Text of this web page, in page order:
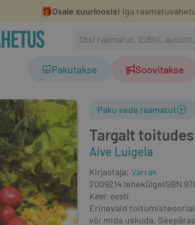
🎁Osale suurloosis! Iga
Pakutakse Soovitakse
Targalt
Aive Luigela
Paku seda raamatut
Kirjastaja: Varrak
2009214 lehekülgeISBN
Keel: eesti
Erinevaid
või mida uskuda.